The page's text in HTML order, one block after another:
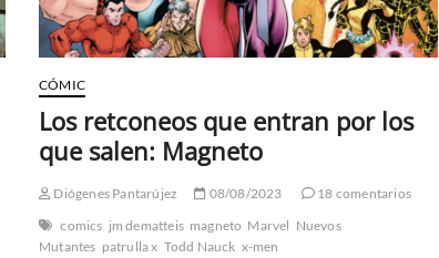
de
viaje
entre
vida
la
muerte
CÓMIC
Los retconeos que entran por los
que salen: Magneto
Diógenes Pantarújez 08/08/2023
18 comentarios
comics jm dematteis magneto Marvel Nuevos
Mutantes patrulla x Todd Nauck x-men